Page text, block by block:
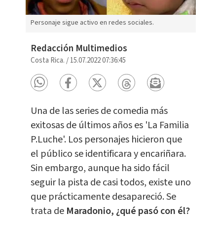
Personaje sigue activo en redes sociales.
Redacción Multimedios
Costa Rica. /15.07.2022 07:36:45
Una de las series de comedia más
exitosas de últimos años es 'La Familia
P.Luche'. Los personajes hicieron que
el público se identificara y encariñara.
Sin embargo, aunque ha sido fácil
seguir la pista de casi todos, existe uno
que prácticamente desapareció. Se
trata deMaradonio, ¿qué pasó con él?